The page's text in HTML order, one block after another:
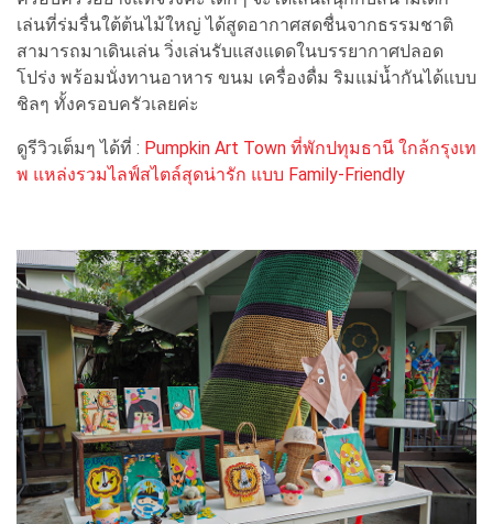
เล่นที่ร่มรื่นใต้ต้นไม้ใหญ่ ได้สูดอากาศสดชื่นจากธรรมชาติ
สามารถมาเดินเล่น วิ่งเล่นรับแสงแดดในบรรยากาศปลอด
โปร่ง พร้อมนั่งทานอาหาร ขนม เครื่องดื่ม ริมแม่น้ำกันได้แบบ
ชิลๆ ทั้งครอบครัวเลยค่ะ
ดูรีวิวเต็มๆ ได้ที่ : Pumpkin Art Town ที่พักปทุมธานี ใกล้กรุงเท
พ แหล่งรวมไลฟ์สไตล์สุดน่ารัก แบบ Family-Friendly